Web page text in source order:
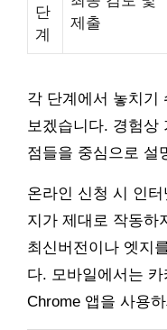
단
계
제출
각 단계에서 놓치기
보겠습니다. 경험상
점들을 중심으로 설
온라인 신청 시 인
지가 제대로 작동하
최신버전이나 엣지
다. 모바일에서는
Chrome 앱을 사용